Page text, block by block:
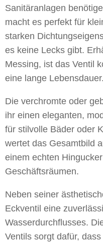
Sanitäranlagen
macht es perfekt für
starken
es keine Lecks gibt.
Messing, ist das Ventil
eine lange Lebensdauer.
Die verchromte oder
ihr einen eleganten,
für stilvolle Bäder oder
wertet das Gesamtbild
einem echten
Geschäftsräumen.
Neben seiner
Eckventil eine
Wasserdurchflusses.
Ventils sorgt dafür,